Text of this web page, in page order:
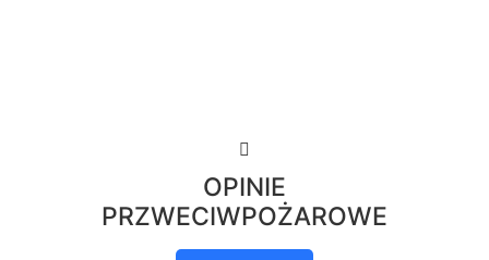
OPINIE
PRZWECIWPOŻAROWE